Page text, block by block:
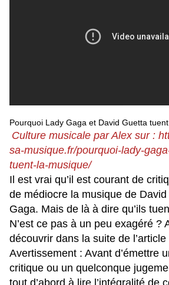
Pourquoi Lady Gaga et David Guetta
Culture musicale par Alex sur :
sa-musique.fr/pourquoi-lady-
tuent-la-musique/
Il est vrai qu’il est courant de
de médiocre la musique de
Gaga. Mais de là à dire qu’ils
N’est ce pas à un peu exagéré ?
découvrir dans la suite de l’article
Avertissement : Avant d’émettre
critique ou un quelconque